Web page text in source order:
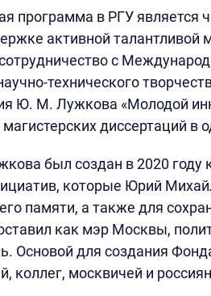
программа в РГУ является
активной талантливой
с
технического
Ю. М. Лужкова «Молодой
магистерских диссертаций
был создан в 2020 году
которые Юрий
памяти, а также для
как мэр Москвы,
Основой для создания
коллег, москвичей и